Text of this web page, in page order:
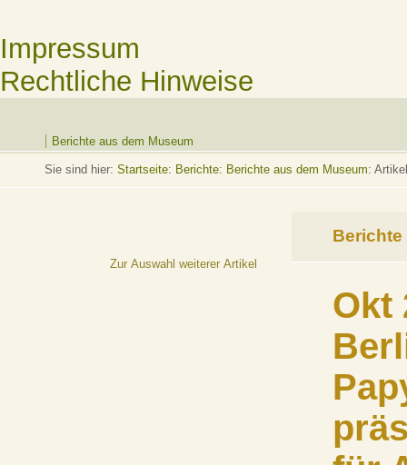
Impressum
Rechtliche Hinweise
Berichte aus dem Museum
Sie sind hier: Startseite: Berichte: Berichte aus dem Museum: Artikel
Zur Auswahl weiterer Artikel
Berichte
Okt